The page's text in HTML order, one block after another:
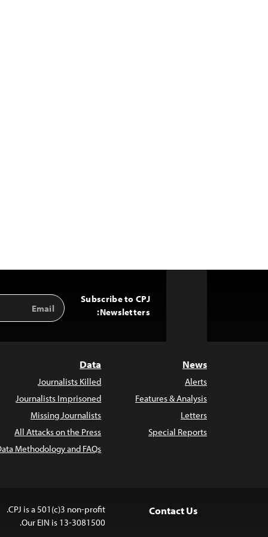
Subscribe to CPJ
Newsletters:
Email
Address
News
Alerts
Features & Analysis
Letters
Special Reports
Data
Journalists Killed
Journalists Imprisoned
Missing Journalists
All Attacks on the Press
Methodology and FAQs
Contact Us
CPJ is a 501(c)3 non-profit.
Our EIN is 13-3081500.